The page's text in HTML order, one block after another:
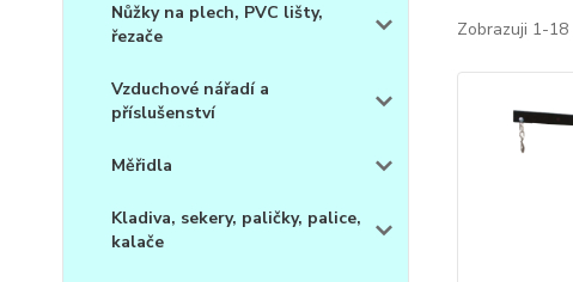
Nůžky na plech, PVC lišty,
řezače
Vzduchové nářadí a
příslušenství
Měřidla
Kladiva, sekery, paličky, palice,
kalače
Zobrazuji 1-18